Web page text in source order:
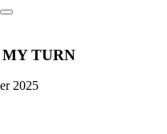
MY TURN
2025